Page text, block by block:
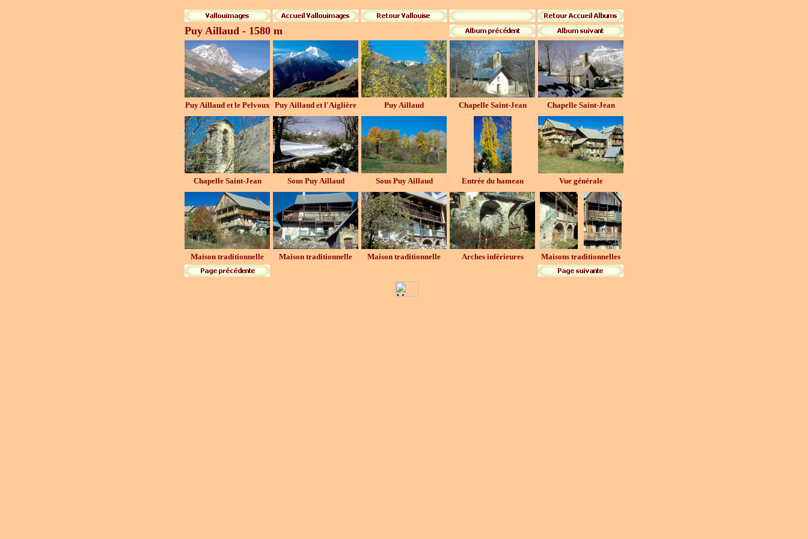
Puy Aillaud - 1580 m
Puy Aillaud et le Pelvoux Puy Aillaud et l'Aiglière Puy Aillaud Chapelle Saint-Jean Chapelle Saint-Jean
Chapelle Saint-Jean Sous Puy Aillaud Sous Puy Aillaud Entrée du hameau Vue générale
Maison traditionnelle Maison traditionnelle Maison traditionnelle Arches inférieures Maisons traditionnelles